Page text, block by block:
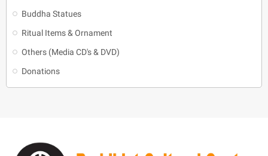
Buddha Statues
Ritual Items & Ornament
Others (Media CD's & DVD)
Donations